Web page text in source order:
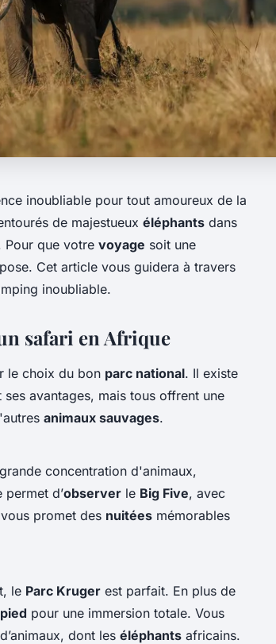
inoubliable pour tout amoureux de la
de majestueux éléphants dans
Pour que votre voyage soit une
Cet article vous guidera à travers
inoubliable.
safari en Afrique
le choix du bon parc national. Il existe
avantages, mais tous offrent une
animaux sauvages.
concentration d'animaux,
permet d’observer le Big Five, avec
vous promet des nuitées mémorables
le Parc Kruger est parfait. En plus de
pour une immersion totale. Vous
dont les éléphants africains.